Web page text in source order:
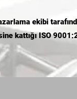
ekibi
kattığı ISO